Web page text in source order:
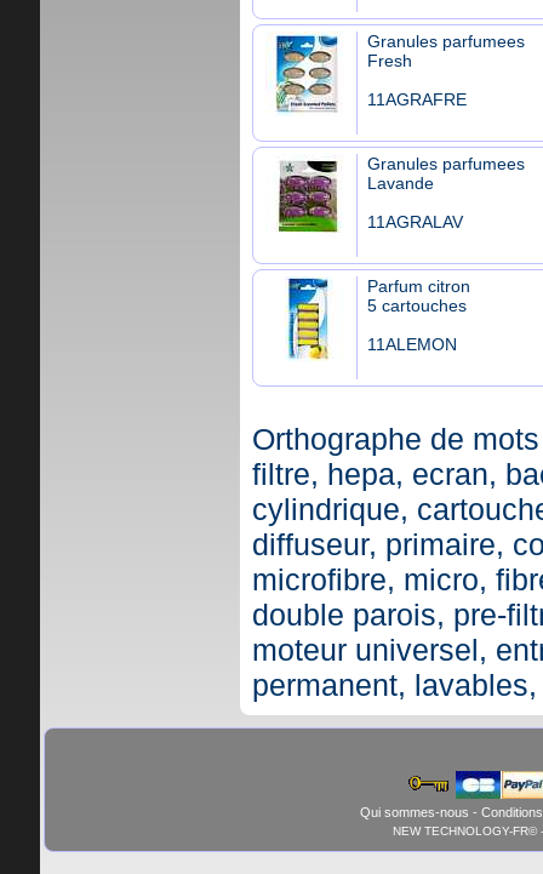
Granules parfumees
Fresh
11AGRAFRE
Granules parfumees
Lavande
11AGRALAV
Parfum citron
5 cartouches
11ALEMON
Orthographe de
filtre, hepa, ecran,
cylindrique,
diffuseur, primaire,
microfibre, micro,
double parois, pre-
moteur universel,
permanent,
Qui sommes-nous -
NEW TECHNOLOGY-